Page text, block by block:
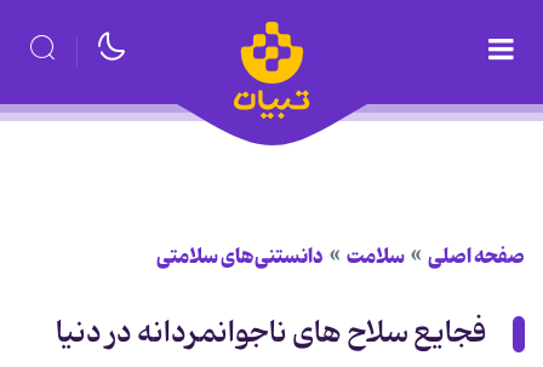
صفحه اصلی سلامت دانستنی‌های سلامتی
فجایع سلاح های ناجوانمردانه در دنیا